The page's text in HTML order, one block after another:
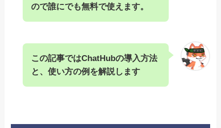
ので誰にでも無料で使えます。
この記事ではChatHubの導入方法
と、使い方の例を解説します